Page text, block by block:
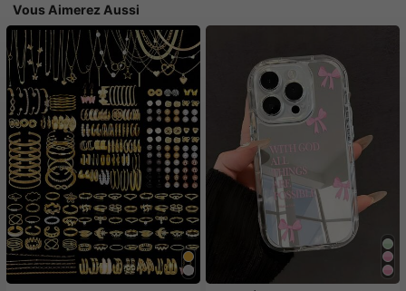
Vous Aimerez Aussi